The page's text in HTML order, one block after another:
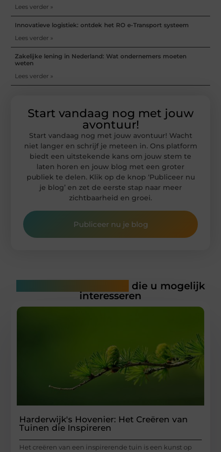
Lees verder »
Innovatieve logistiek: ontdek het RO e-Transport systeem
Lees verder »
Zakelijke lening in Nederland: Wat ondernemers moeten
weten
Lees verder »
Start vandaag nog met jouw
avontuur!
Start vandaag nog met jouw avontuur! Wacht
niet langer en schrijf je meteen in. Ons platform
biedt een uitstekende kans om jouw stem te
laten horen en jouw blog met een groter
publiek te delen. Klik op de knop ‘Publiceer nu
je blog’ en zet de eerste stap naar meer
zichtbaarheid en groei.
Publiceer nu je blog
die u mogelijk
interesseren
Harderwijk's Hovenier: Het Creëren van
Tuinen die Inspireren
Het creëren van een inspirerende tuin is een kunst op